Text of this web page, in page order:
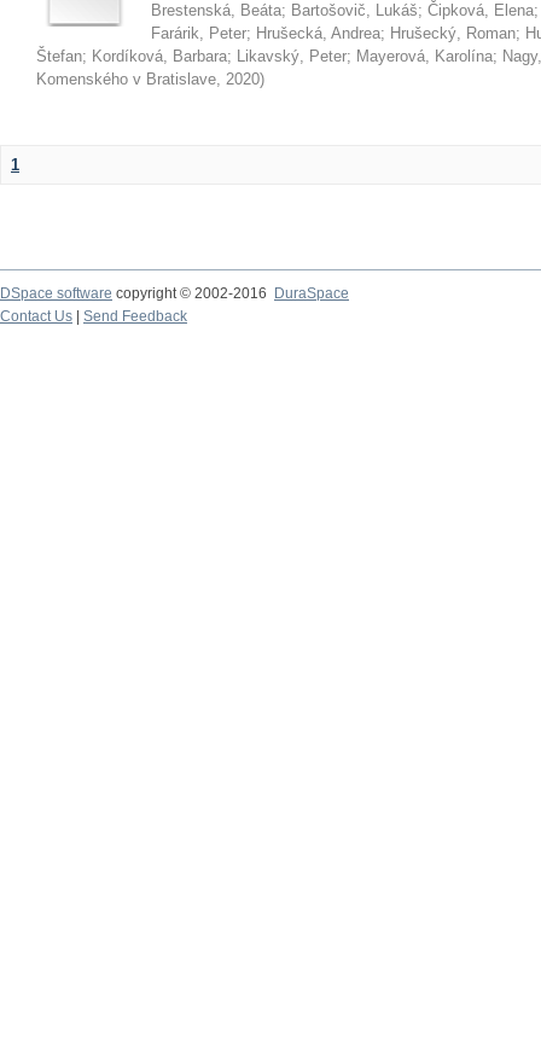
Brestenská, Beáta; Bartošovič, Lukáš; Čipková, Elena
Farárik, Peter; Hrušecká, Andrea; Hrušecký, Roman;
Štefan; Kordíková, Barbara; Likavský, Peter; Mayerová, Karolína;
Komenského v Bratislave, 2020)
1
DSpace software copyright © 2002-2016
DuraSpace
Contact Us
Send Feedback